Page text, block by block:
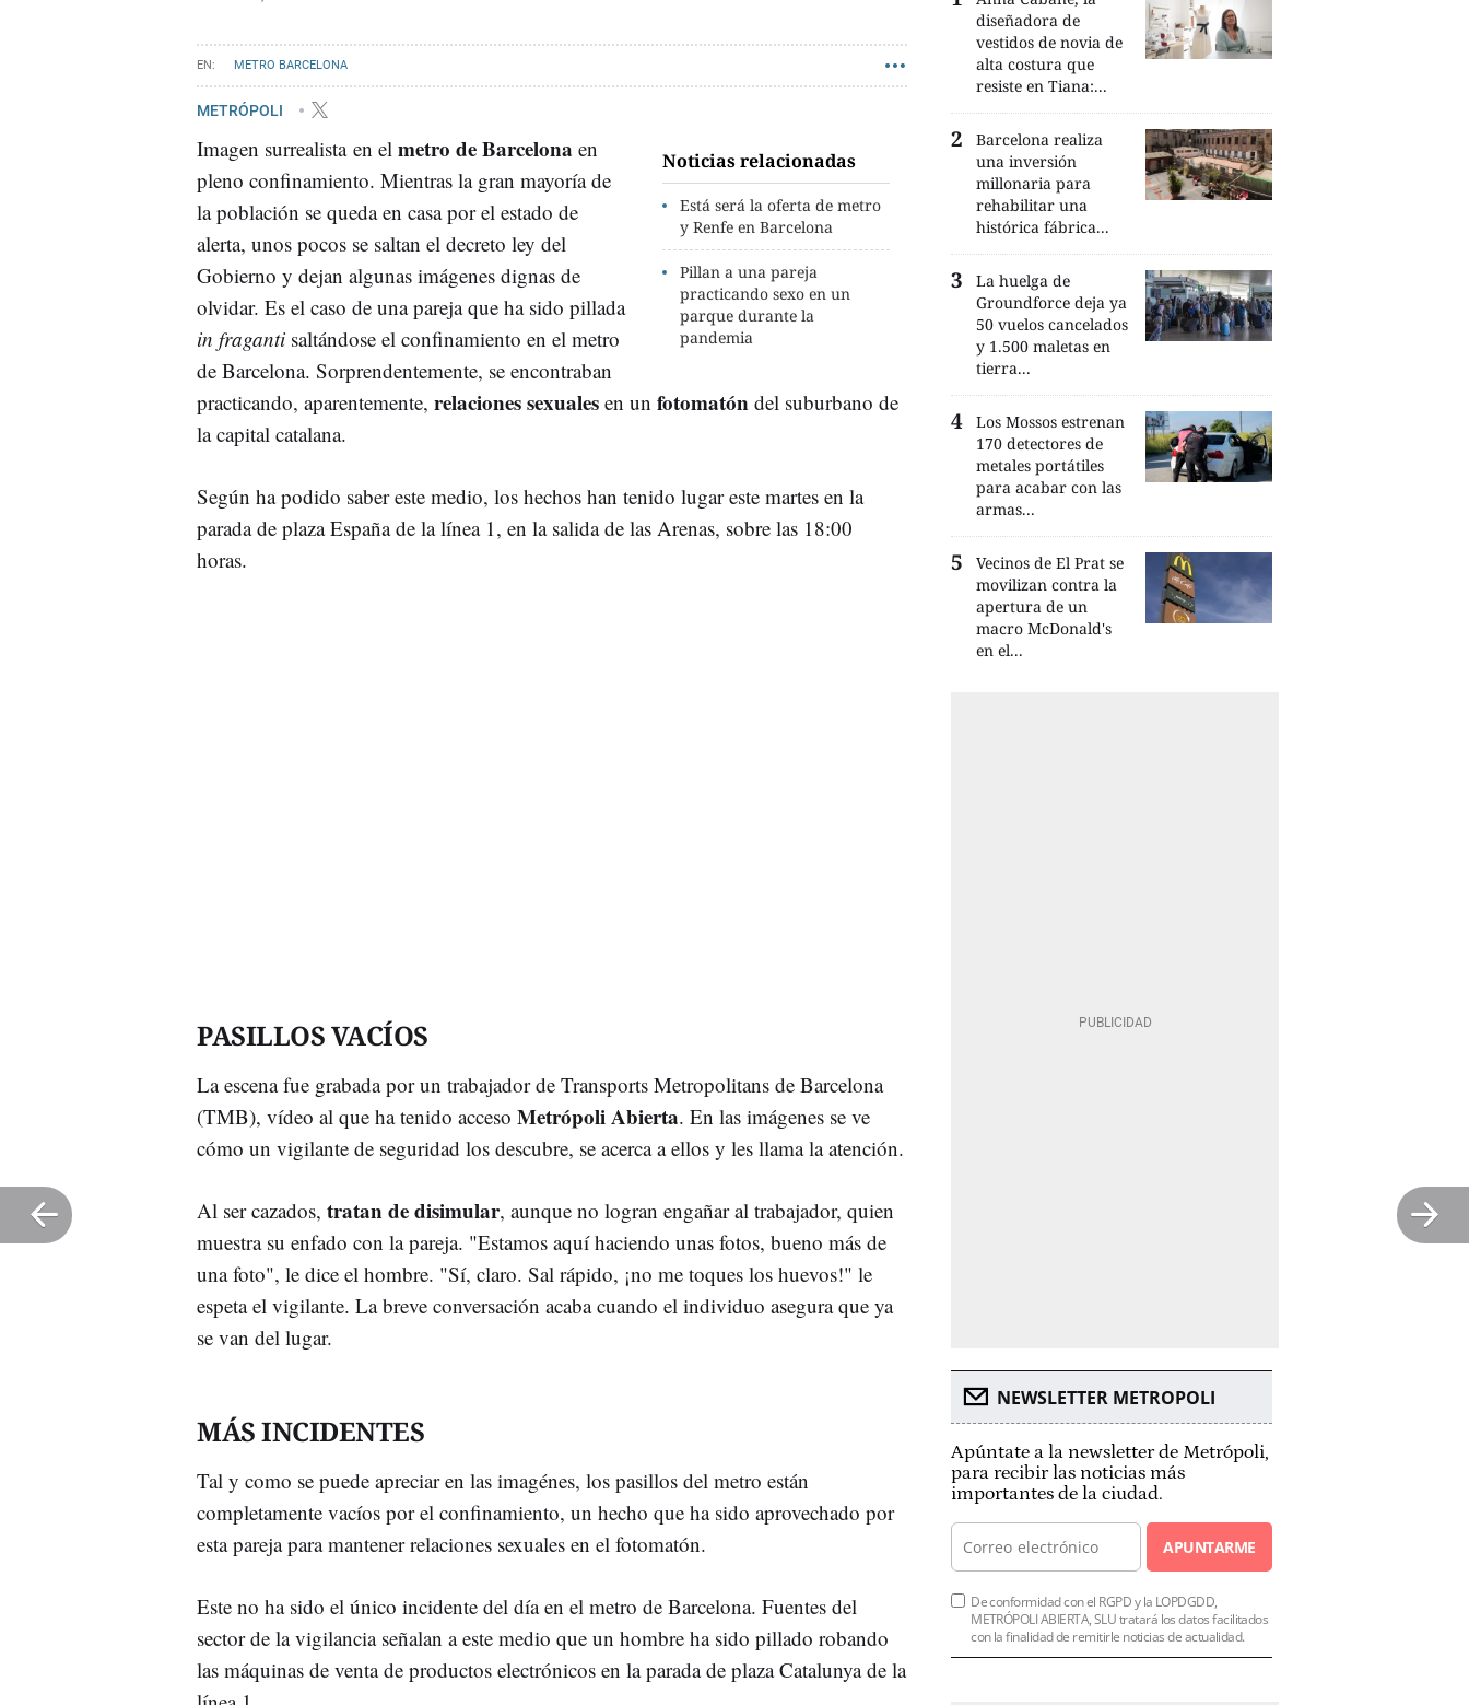
METRO BARCELONA
METRÓPOLI
Noticias relacionadas
Está será la oferta de metro
y Renfe en Barcelona
Pillan a una pareja
practicando sexo en un
parque durante la
pandemia
Imagen surrealista en el metro de Barcelona en
pleno confinamiento. Mientras la gran mayoría de
la población se queda en casa por el estado de
alerta, unos pocos se saltan el decreto ley del
Gobierno y dejan algunas imágenes dignas de
olvidar. Es el caso de una pareja que ha sido pillada
in fraganti saltándose el confinamiento en el metro
de Barcelona. Sorprendentemente, se encontraban
practicando, aparentemente, relaciones sexuales en un fotomatón del suburbano de
la capital catalana.
Según ha podido saber este medio, los hechos han tenido lugar este martes en la
parada de plaza España de la línea 1, en la salida de las Arenas, sobre las 18:00
horas.
PASILLOS VACÍOS
La escena fue grabada por un trabajador de Transports Metropolitans de Barcelona
(TMB), vídeo al que ha tenido acceso Metrópoli Abierta. En las imágenes se ve
cómo un vigilante de seguridad los descubre, se acerca a ellos y les llama la atención.
Al ser cazados, tratan de disimular, aunque no logran engañar al trabajador, quien
muestra su enfado con la pareja. "Estamos aquí haciendo unas fotos, bueno más de
una foto", le dice el hombre. "Sí, claro. Sal rápido, ¡no me toques los huevos!" le
espeta el vigilante. La breve conversación acaba cuando el individuo asegura que ya
se van del lugar.
MÁS INCIDENTES
Tal y como se puede apreciar en las imagénes, los pasillos del metro están
completamente vacíos por el confinamiento, un hecho que ha sido aprovechado por
esta pareja para mantener relaciones sexuales en el fotomatón.
Este no ha sido el único incidente del día en el metro de Barcelona. Fuentes del
sector de la vigilancia señalan a este medio que un hombre ha sido pillado robando
las máquinas de venta de productos electrónicos en la parada de plaza Catalunya de la
diseñadora de
vestidos de novia de
alta costura que
resiste en Tiana:...
Barcelona realiza
una inversión
millonaria para
rehabilitar una
histórica fábrica...
La huelga de
Groundforce deja ya
50 vuelos cancelados
y 1.500 maletas en
tierra...
Los Mossos estrenan
170 detectores de
metales portátiles
para acabar con las
armas...
Vecinos de El Prat se
movilizan contra la
apertura de un
macro McDonald's
en el...
NEWSLETTER METROPOLI
Apúntate a la newsletter de Metrópoli,
para recibir las noticias más
importantes de la ciudad.
APUNTARME
De conformidad con el RGPD y la LOPDGDD,
METRÓPOLI ABIERTA, SLU tratará los datos facilitados
con la finalidad de remitirle noticias de actualidad.